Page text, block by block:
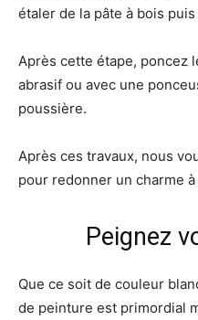
étaler de la pâte à bois
Après cette étape, poncez
abrasif ou avec une
poussière.
Après ces travaux, nous
pour redonner un charme
Peignez
Que ce soit de couleur
de peinture est primordial